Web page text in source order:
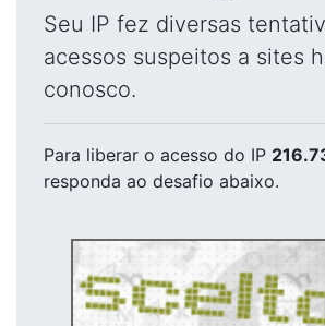
Seu IP fez diversas
acessos suspeitos a sites
conosco.
Para liberar o acesso do IP
responda ao desafio abaixo.